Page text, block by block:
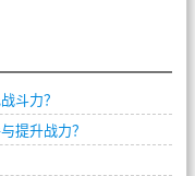
斗力？
提升战力？